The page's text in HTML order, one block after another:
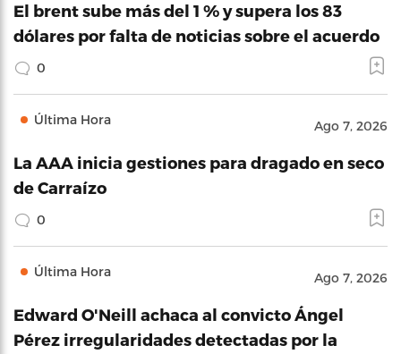
El brent sube más del 1 % y supera los 83
dólares por falta de noticias sobre el acuerdo
0
Última Hora Ago 7, 2026
La AAA inicia gestiones para dragado en seco
de Carraízo
0
Última Hora Ago 7, 2026
Edward O'Neill achaca al convicto Ángel
Pérez irregularidades detectadas por la